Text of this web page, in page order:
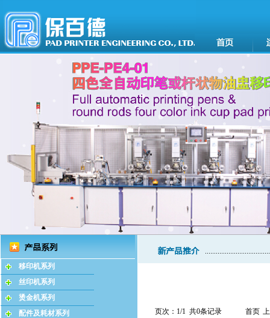
移印机系列
丝印机系列
烫金机系列
配件及耗材系列
页次：1/1 共0条记录 首页